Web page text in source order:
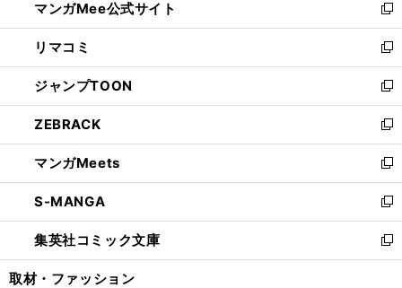
く
ド
ウ
で
開
く
ィ
ン
ド
ウ
で
開
く
い
ウ
ィ
ン
ド
ウ
で
開
く
マンガMee公式サイト
新
し
い
ウ
ィ
ン
ド
ウ
で
開
く
リマコミ
新
し
い
ウ
ィ
ン
ド
ウ
で
開
く
ジャンプTOON
新
し
い
ウ
ィ
ン
ド
ウ
で
開
ZEBRACK
新
し
い
ウ
ィ
ン
ド
ウ
マンガMeets
新
し
い
ウ
ィ
ン
S-MANGA
新
し
い
ウ
集英社コミック文庫
新
し
取材・ファッション